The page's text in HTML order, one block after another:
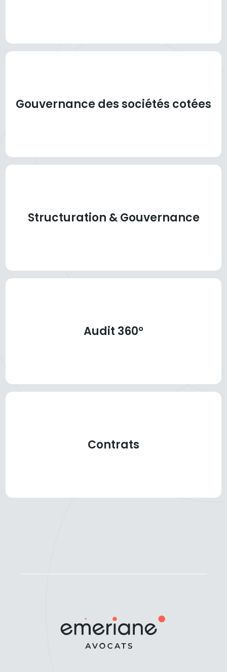
Gouvernance des sociétés cotées
Structuration & Gouvernance
Audit 360°
Contrats